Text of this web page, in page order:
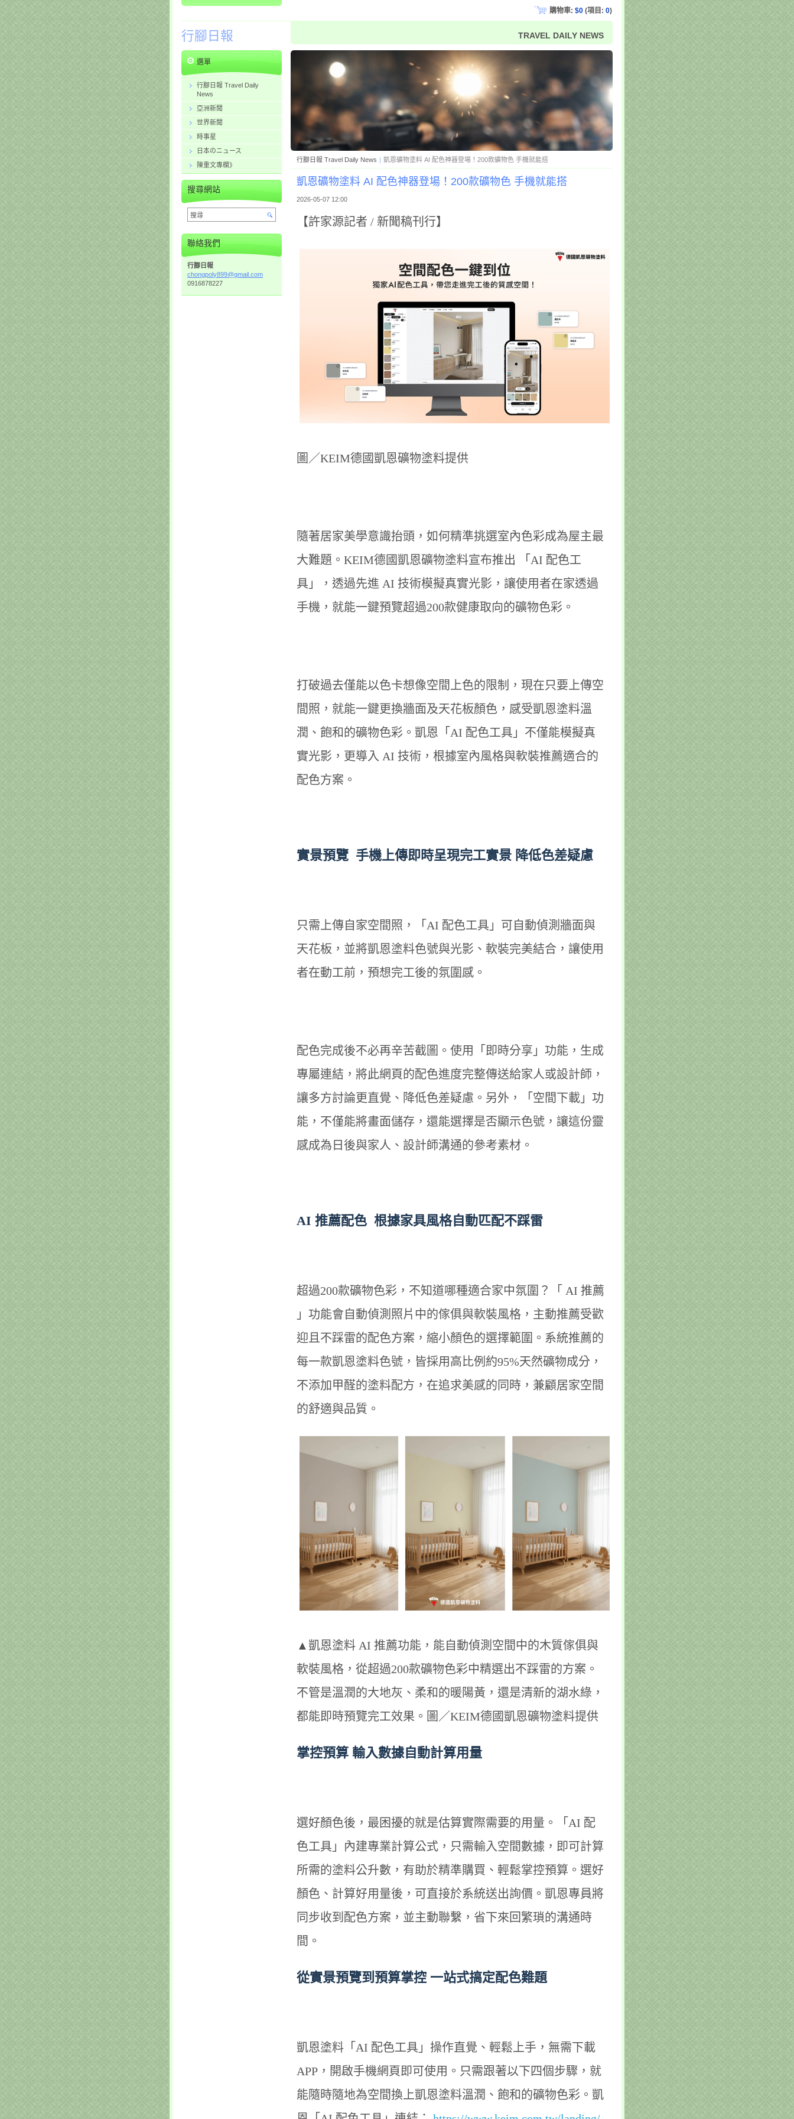
行腳日報 TRAVEL DAILY NEWS
行腳日報 Travel Daily News | 凱恩礦物塗料 AI 配色神器登場！200款礦物色 手機就能搭
凱恩礦物塗料 AI 配色神器登場！200款礦物色 手機就能搭
2026-05-07 12:00
【許家源記者 / 新聞稿刊行】
圖／KEIM德國凱恩礦物塗料提供
隨著居家美學意識抬頭，如何精準挑選室內色彩成為屋主最
大難題。KEIM德國凱恩礦物塗料宣布推出 「AI 配色工
具」，透過先進 AI 技術模擬真實光影，讓使用者在家透過
手機，就能一鍵預覽超過200款健康取向的礦物色彩。
打破過去僅能以色卡想像空間上色的限制，現在只要上傳空
間照，就能一鍵更換牆面及天花板顏色，感受凱恩塗料溫
潤、飽和的礦物色彩。凱恩「AI 配色工具」不僅能模擬真
實光影，更導入 AI 技術，根據室內風格與軟裝推薦適合的
配色方案。
實景預覽 手機上傳即時呈現完工實景 降低色差疑慮
只需上傳自家空間照，「AI 配色工具」可自動偵測牆面與
天花板，並將凱恩塗料色號與光影、軟裝完美結合，讓使用
者在動工前，預想完工後的氛圍感。
配色完成後不必再辛苦截圖。使用「即時分享」功能，生成
專屬連結，將此網頁的配色進度完整傳送給家人或設計師，
讓多方討論更直覺、降低色差疑慮。另外，「空間下載」功
能，不僅能將畫面儲存，還能選擇是否顯示色號，讓這份靈
感成為日後與家人、設計師溝通的參考素材。
AI 推薦配色 根據家具風格自動匹配不踩雷
超過200款礦物色彩，不知道哪種適合家中氛圍？「 AI 推薦
」功能會自動偵測照片中的傢俱與軟裝風格，主動推薦受歡
迎且不踩雷的配色方案，縮小顏色的選擇範圍。系統推薦的
每一款凱恩塗料色號，皆採用高比例約95%天然礦物成分，
不添加甲醛的塗料配方，在追求美感的同時，兼顧居家空間
的舒適與品質。
▲凱恩塗料 AI 推薦功能，能自動偵測空間中的木質傢俱與
軟裝風格，從超過200款礦物色彩中精選出不踩雷的方案。
不管是溫潤的大地灰、柔和的暖陽黃，還是清新的湖水綠，
都能即時預覽完工效果。圖／KEIM德國凱恩礦物塗料提供
掌控預算 輸入數據自動計算用量
選好顏色後，最困擾的就是估算實際需要的用量。「AI 配
色工具」內建專業計算公式，只需輸入空間數據，即可計算
所需的塗料公升數，有助於精準購買、輕鬆掌控預算。選好
顏色、計算好用量後，可直接於系統送出詢價。凱恩專員將
同步收到配色方案，並主動聯繫，省下來回繁瑣的溝通時
間。
從實景預覽到預算掌控 一站式搞定配色難題
凱恩塗料「AI 配色工具」操作直覺、輕鬆上手，無需下載
APP，開啟手機網頁即可使用。只需跟著以下四個步驟，就
能隨時隨地為空間換上凱恩塗料溫潤、飽和的礦物色彩。凱
選單
行腳日報 Travel Daily
News
亞洲新聞
世界新聞
時事星
日本のニュース
陳重文專欄》
搜尋網站
聯絡我們
行腳日報
chongpoly899@gmail.com
0916878227
購物車: $0 (項目: 0)